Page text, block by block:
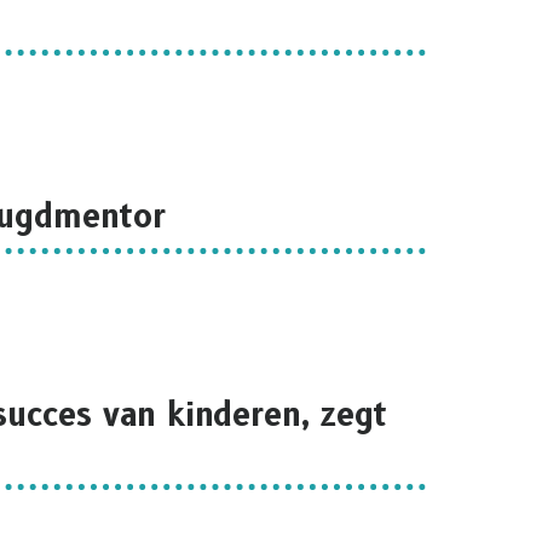
van kinderen, zegt